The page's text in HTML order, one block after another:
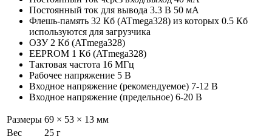
Постоянный ток для вывода 3.3 В 50 мА
Флешь-память 32 Кб (ATmega328) из которых 0.5 Кб
используются для загрузчика
ОЗУ 2 Кб (ATmega328)
EEPROM 1 Кб (ATmega328)
Тактовая частота 16 МГц
Рабочее напряжение 5 В
Входное напряжение (рекомендуемое) 7-12 В
Входное напряжение (предельное) 6-20 В
Размеры 69 × 53 × 13 мм
Вес
25 г